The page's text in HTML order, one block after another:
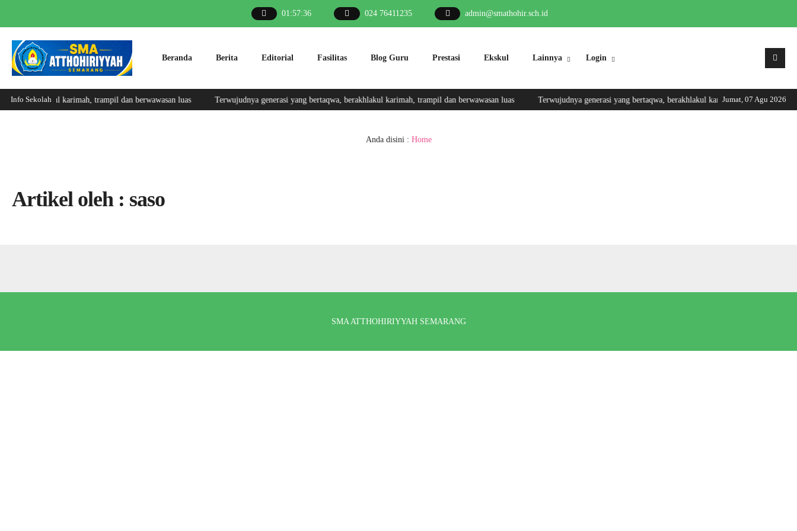
01:57:37 024 76411235 admin@smathohir.sch.id
Beranda Berita Editorial Fasilitas Blog Guru Prestasi Ekskul Lainnya Login
Info Sekolah Jumat, 07 Agu 2026
berakhlakul karimah, trampil dan berwawasan luas Terwujudnya generasi yang bertaqwa, berakhlakul karimah, trampil dan berwawasan luas Terwujudnya generasi yang bertaqwa, berakhlakul karimah, trampil dan
Anda disini : Home
Artikel oleh : saso
SMA ATTHOHIRIYYAH SEMARANG